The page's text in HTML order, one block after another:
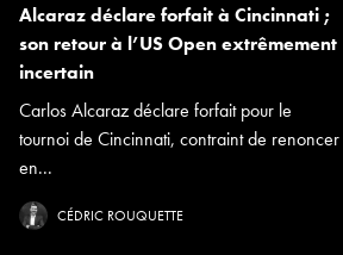
Alcaraz déclare forfait à Cincinnati ;
son retour à l’US Open extrêmement
incertain
Carlos Alcaraz déclare forfait pour le
tournoi de Cincinnati, contraint de renoncer
en...
CÉDRIC ROUQUETTE